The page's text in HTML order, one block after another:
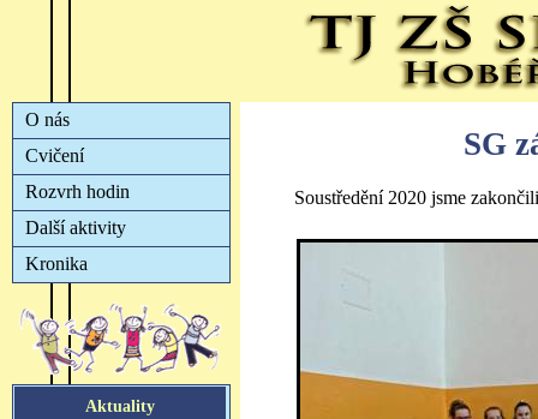
SG
Soustředění 2020 jsme